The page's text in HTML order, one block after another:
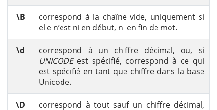
\B
correspond à la chaîne vide, uniquement si
elle n’est ni en début, ni en fin de mot.
\d
correspond à un chiffre décimal, ou, si
UNICODEest spécifié, correspond à ce qui
est spécifié en tant que chiffre dans la base
Unicode.
\D
correspond à tout sauf un chiffre décimal,